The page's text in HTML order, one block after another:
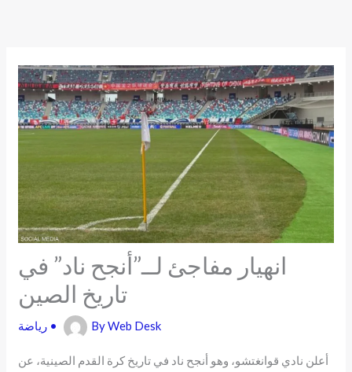
انهيار مفاجئ لــ”أنجح ناد” في
تاريخ الصين
رياضة • ByWeb Desk
أعلن نادي قوانغتشو، وهو أنجح ناد في تاريخ كرة القدم الصينية، عن